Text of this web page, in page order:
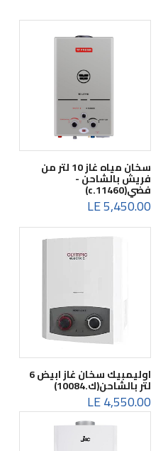
سخان مياه غاز 10 لتر من
فريش بالشاحن -
فضي(c.11460)
5,450.00 LE
اوليمبيك سخان غاز ابيض 6
لتر بالشاحن(ك.10084)
4,550.00 LE